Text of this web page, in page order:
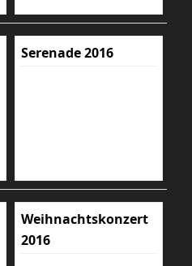
Serenade 2016
Weihnachtskonzert
2016